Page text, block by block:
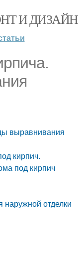
И ДИЗАЙН
выравнивания
кирпич.
под кирпич
отделки